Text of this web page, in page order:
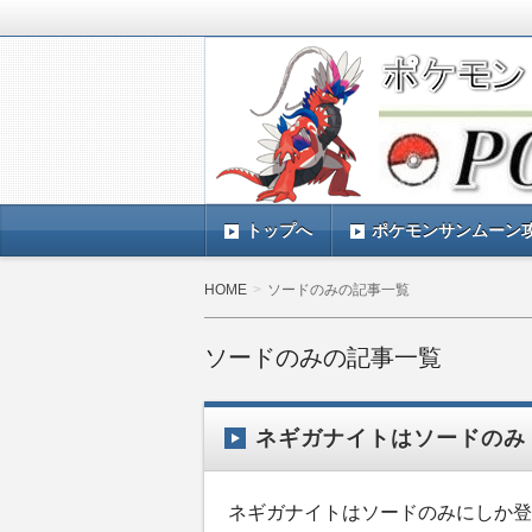
ポケモン最新情報
ポケモンSV(スカーレットバイオレ
TIMES』 ポケモンSV(スカーレット
トップへ ポケモンサンムーン
HOME ソードのみの記事一覧
ソードのみの記事一覧
ネギガナイトはソードの
ネギガナイトはソードのみにしか